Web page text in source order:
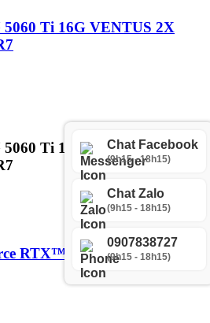
Ti 16G VENTUS 2X
Ti 16G VENTUS 2X
RTX™ 5060 Ti OC Edition
Chat Facebook
(9h15 - 18h15)
Chat Zalo
(9h15 - 18h15)
0907838727
(9h15 - 18h15)